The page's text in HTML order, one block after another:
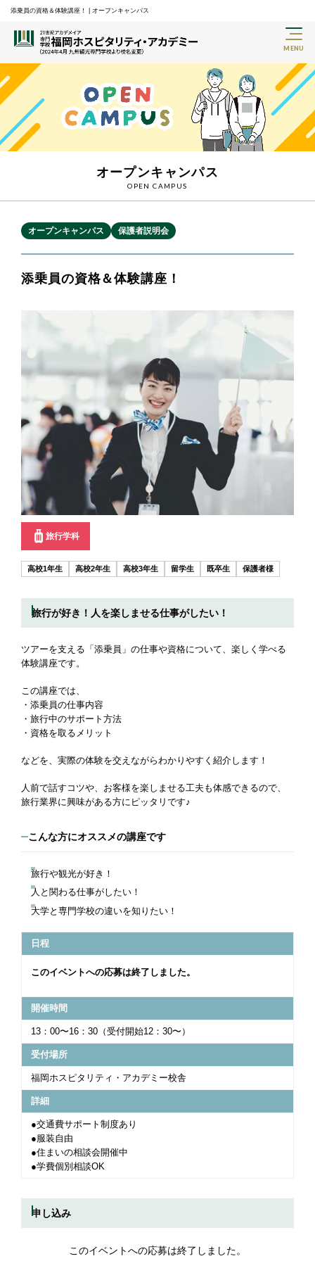
添乗員の資格＆体験講座！ | オープンキャンパス
オープンキャンパス
OPEN CAMPUS
オープンキャンパス 保護者説明会
添乗員の資格＆体験講座！
旅行学科
高校1年生 高校2年生 高校3年生 留学生 既卒生 保護者様
旅行が好き！人を楽しませる仕事がしたい！
ツアーを支える「添乗員」の仕事や資格について、楽しく学べる
体験講座です。
この講座では、
・添乗員の仕事内容
・旅行中のサポート方法
・資格を取るメリット
などを、実際の体験を交えながらわかりやすく紹介します！
人前で話すコツや、お客様を楽しませる工夫も体感できるので、
旅行業界に興味がある方にピッタリです♪
こんな方にオススメの講座です
旅行や観光が好き！
人と関わる仕事がしたい！
大学と専門学校の違いを知りたい！
日程
このイベントへの応募は終了しました。
開催時間
13：00〜16：30（受付開始12：30〜）
受付場所
福岡ホスピタリティ・アカデミー校舎
詳細
●交通費サポート制度あり
●服装自由
●住まいの相談会開催中
●学費個別相談OK
申し込み
このイベントへの応募は終了しました。